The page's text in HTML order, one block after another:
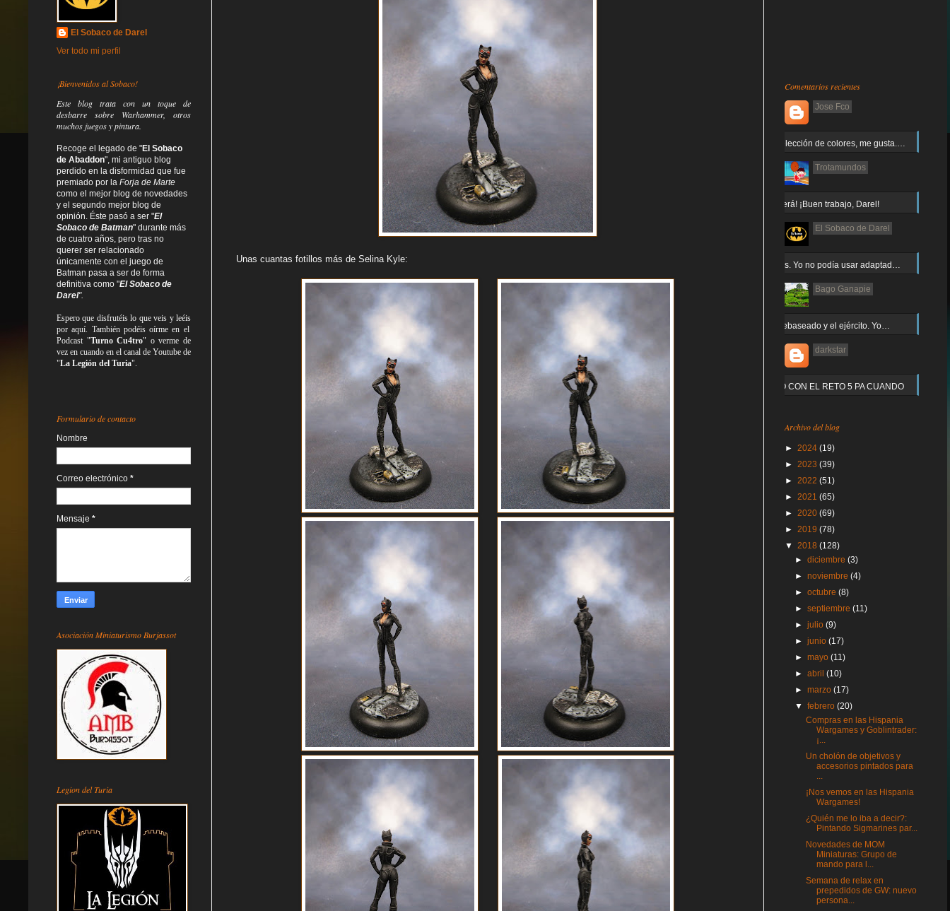
Unas cuantas fotillos más de Selina Kyle:
El Sobaco de Darel
Ver todo mi perfil
¡Bienvenidos al Sobaco!
Este blog trata con un toque de
desbarre sobre Warhammer, otros
muchos juegos y pintura.
Recoge el legado de "El Sobaco
de Abaddon", mi antiguo blog
perdido en la disformidad que fue
premiado por la Forja de Marte
como el mejor blog de novedades
y el segundo mejor blog de
opinión. Éste pasó a ser "El
Sobaco de Batman" durante más
de cuatro años, pero tras no
querer ser relacionado
únicamente con el juego de
Batman pasa a ser de forma
definitiva como "El Sobaco de
Darel".
Espero que disfrutéis lo queveis yleéis
por aquí. También podéis oírme en el
Podcast "Turno Cu4tro" o verme de
vez en cuando en el canal de Youtube de
"La Legión del Turia".
Formulario de contacto
Nombre
Correo electrónico *
Mensaje *
Asociación Miniaturismo Burjassot
Legion del Turia
Comentarios recientes
Jose Fco
Muy buena elección de colores, me gusta.…
Trotamundos
¡Arnor no caerá! ¡Buen trabajo, Darel!
El Sobaco de Darel
Jajaja gracias. Yo no podía usar adaptad…
Bago Ganapie
Increíble el rebaseado y el ejército. Yo…
darkstar
Y QUE PASO CON EL RETO 5 PA CUANDO
Archivo del blog
► 2024 (19)
► 2023 (39)
► 2022 (51)
► 2021 (65)
► 2020 (69)
► 2019 (78)
▼ 2018 (128)
►diciembre(3)
►noviembre(4)
►octubre(8)
►septiembre(11)
►julio(9)
►junio(17)
►mayo(11)
►abril(10)
►marzo(17)
▼febrero(20)
Compras en las Hispania
Wargames y Goblintrader:
¡...
Un cholón de objetivos y
accesorios pintados para
...
¡Nos vemos en las Hispania
Wargames!
¿Quién me lo iba a decir?:
Pintando Sigmarines par...
Novedades de MOM
Miniaturas: Grupo de
mando para l...
Semana de relax en
prepedidos de GW: nuevo
persona...